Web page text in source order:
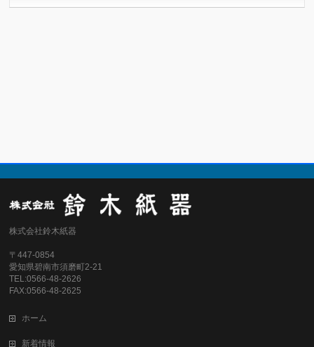
株式会社鈴木紙器
〒447-0854
愛知県碧南市須磨町2-21
TEL:0566-48-2626
FAX:0566-48-2625
ホーム
新着情報